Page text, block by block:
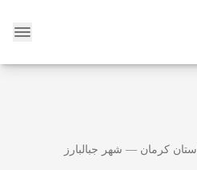
استان کرمان — شهر جبالبارز